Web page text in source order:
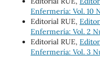
Enfermería: Vol. 10
Editorial RUE,
Enfermería: Vol. 2
Editorial RUE,
Enfermería: Vol. 3